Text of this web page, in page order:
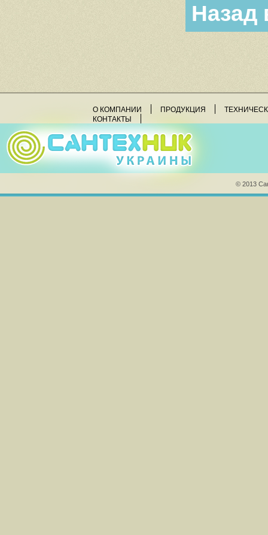
Назад
О КОМПАНИИ ПРОДУКЦИЯ
КОНТАКТЫ
© 2013